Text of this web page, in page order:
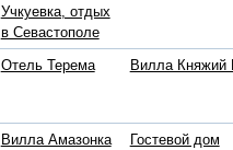
Учкуевка, отдых
в Севастополе
Отель Терема Вилла Княжий
Вилла Амазонка
Гостевой дом